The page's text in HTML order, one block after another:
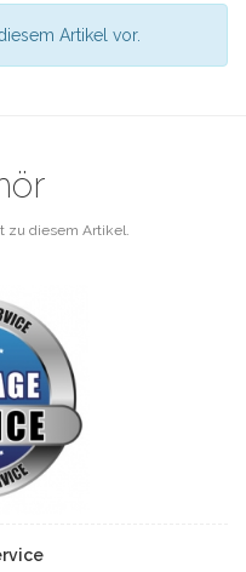
Artikel vor.
zu diesem Artikel.